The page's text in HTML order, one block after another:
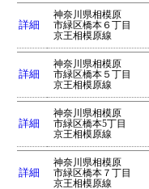
詳細
神奈川県相模原
市緑区橋本６丁目
京王相模原線
詳細
神奈川県相模原
市緑区橋本５丁目
京王相模原線
詳細
神奈川県相模原
市緑区橋本5丁目
京王相模原線
詳細
神奈川県相模原
市緑区橋本７丁目
京王相模原線